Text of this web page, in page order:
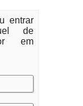
entrar
de
em